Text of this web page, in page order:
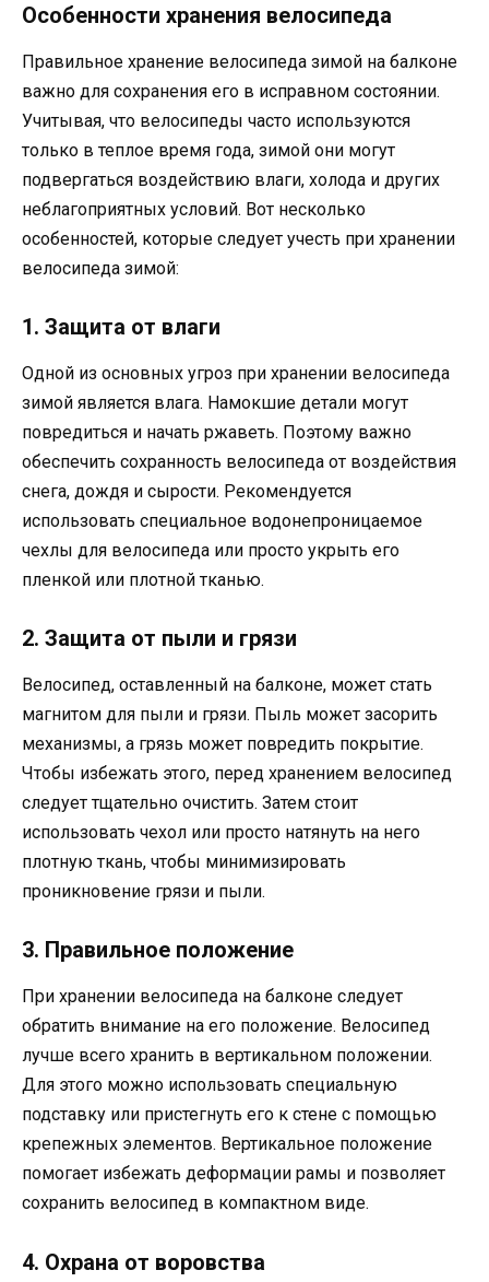
Особенности хранения велосипеда
Правильное хранение велосипеда зимой на балконе
важно для сохранения его в исправном состоянии.
Учитывая, что велосипеды часто используются
только в теплое время года, зимой они могут
подвергаться воздействию влаги, холода и других
неблагоприятных условий. Вот несколько
особенностей, которые следует учесть при хранении
велосипеда зимой:
1. Защита от влаги
Одной из основных угроз при хранении велосипеда
зимой является влага. Намокшие детали могут
повредиться и начать ржаветь. Поэтому важно
обеспечить сохранность велосипеда от воздействия
снега, дождя и сырости. Рекомендуется
использовать специальное водонепроницаемое
чехлы для велосипеда или просто укрыть его
пленкой или плотной тканью.
2. Защита от пыли и грязи
Велосипед, оставленный на балконе, может стать
магнитом для пыли и грязи. Пыль может засорить
механизмы, а грязь может повредить покрытие.
Чтобы избежать этого, перед хранением велосипед
следует тщательно очистить. Затем стоит
использовать чехол или просто натянуть на него
плотную ткань, чтобы минимизировать
проникновение грязи и пыли.
3. Правильное положение
При хранении велосипеда на балконе следует
обратить внимание на его положение. Велосипед
лучше всего хранить в вертикальном положении.
Для этого можно использовать специальную
подставку или пристегнуть его к стене с помощью
крепежных элементов. Вертикальное положение
помогает избежать деформации рамы и позволяет
сохранить велосипед в компактном виде.
4. Охрана от воровства